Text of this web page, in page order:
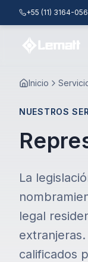
Saltar al contenido
+55 (11) 3164-
Inicio
NUESTROS
La
legal
calificados